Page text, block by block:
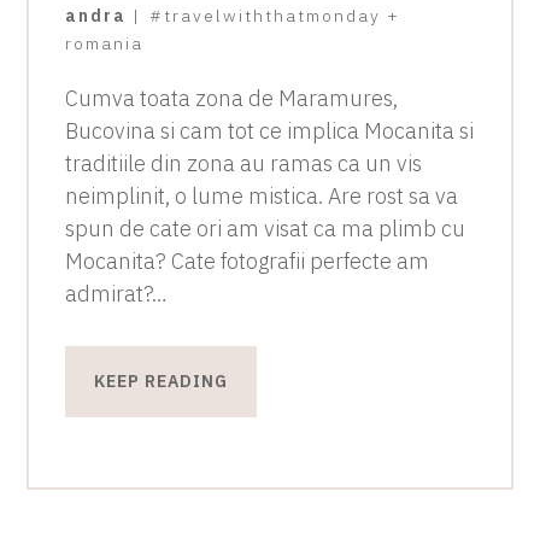
andra | #travelwiththatmonday +
romania
Cumva toata zona de Maramures,
Bucovina si cam tot ce implica Mocanita si
traditiile din zona au ramas ca un vis
neimplinit, o lume mistica. Are rost sa va
spun de cate ori am visat ca ma plimb cu
Mocanita? Cate fotografii perfecte am
admirat?…
KEEP READING